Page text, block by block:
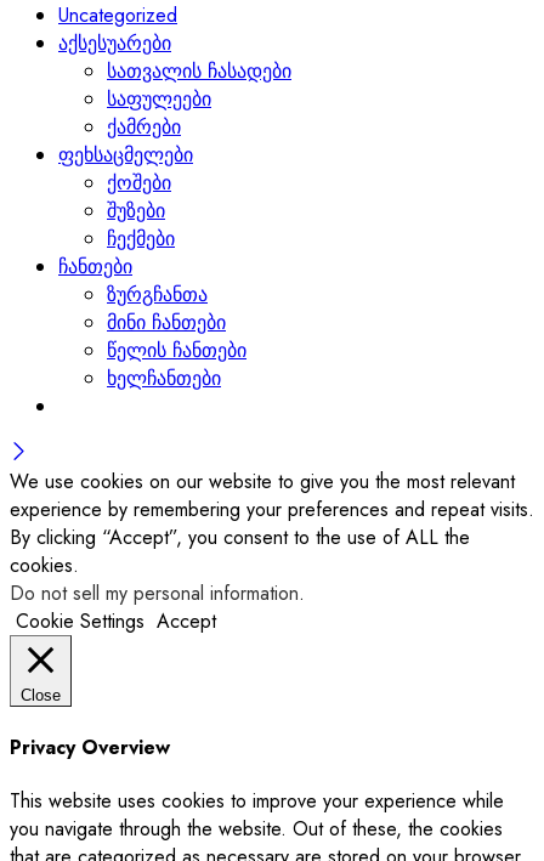
Uncategorized
აქსესუარები
სათვალის ჩასადები
საფულეები
ქამრები
ფეხსაცმელები
ქოშები
შუზები
ჩექმები
ჩანთები
ზურგჩანთა
მინი ჩანთები
წელის ჩანთები
ხელჩანთები
We use cookies on our website to give you the most relevant
experience by remembering your preferences and repeat visits.
By clicking “Accept”, you consent to the use of ALL the
cookies.
Do not sell my personal information.
Cookie Settings Accept
Close
Privacy Overview
This website uses cookies to improve your experience while
you navigate through the website. Out of these, the cookies